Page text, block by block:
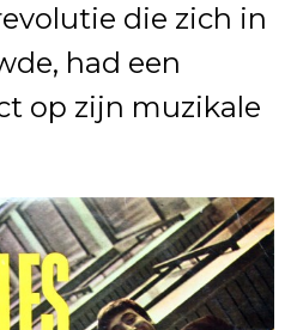
die zich in
had een
op zijn muzikale